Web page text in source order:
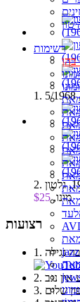
רשימות
2. הוצאה מחודשת, אריך נגן “12, ישראל, 1971, גלטון, D-5769,
מונו,$25
רצועות
נגילה
אין נגב
פון שלום